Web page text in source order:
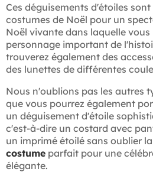
Ces déguisements d'étoiles
costumes de Noël pour un
Noël vivante dans laquelle
personnage important de
trouverez également des
des lunettes de différentes
Nous n'oublions pas les autres
que vous pourrez également
un déguisement d'étoile
c'est-à-dire un costard avec
un imprimé étoilé sans oublier
costume parfait pour une
élégante.